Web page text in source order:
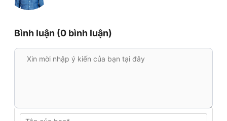
Bình luận (0 bình luận)